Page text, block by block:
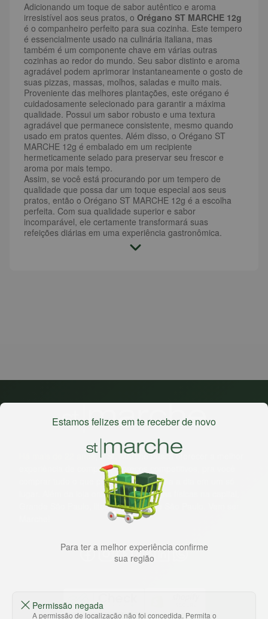
Adicionando um toque de sabor autêntico e aroma
irresistível aos seus pratos, o Orégano ST MARCHE 12g
é o companheiro perfeito para sua cozinha. Este tempero
é essencialmente usado na culinária italiana, mas
também é um componente chave em várias outras
cozinhas ao redor do mundo. Seu sabor distinto e aroma
agradável podem aprimorar instantaneamente o gosto de
suas pizzas, massas, molhos, saladas e muito mais.
Proveniente das melhores plantações, este orégano é
cuidadosamente selecionado para garantir a máxima
qualidade. Possui um sabor robusto e uma textura
agradável que permanece consistente, mesmo quando
usado em pratos quentes. Além disso, o Orégano ST
MARCHE 12g é embalado em um recipiente
hermeticamente selado para preservar seu frescor e
aroma por mais tempo.
Assim, se você está procurando por um tempero de
qualidade que possa dar um toque especial aos seus
pratos, então o Orégano ST MARCHE 12g é a escolha
perfeita. Com sua qualidade superior e sabor
incomparável, ele certamente transformará suas
refeições diárias em uma experiência gastronômica.
Há mais de 22 anos, o St. Marche busca oferecer a melhor
experiência de compras, a preços competitivos, pra você
comprar tudo o que precisa para seu dia a dia em um só
lugar. Além da loja online temos 31 lojas físicas na capital,
Grande São Paulo, litoral e interior de São Paulo. Vem ser
Estamos felizes em te receber de novo
Para ter a melhor experiência confirme
sua região
Permissão negada
A permissão de localização não foi concedida. Permita o